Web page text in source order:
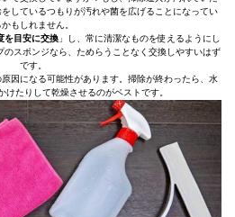
しているつもりが汚れや菌を広げることになってい
かもしれません。
を目安に交換」し、常に清潔なものを使えるようにし
のスポンジなら、ためらうことなく交換しやすいはず
です。
因になる可能性があります。掃除が終わったら、水
けたりして乾燥させるのがベストです。